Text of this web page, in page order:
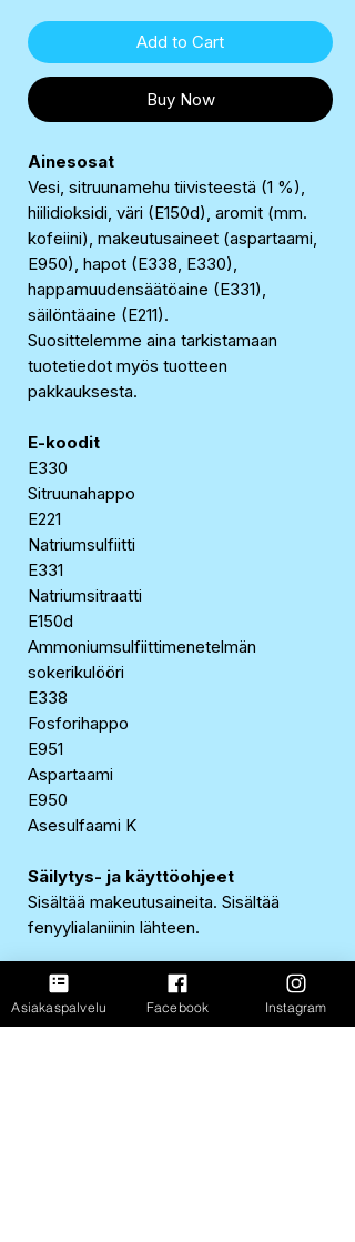
Add to Cart
Buy Now
Ainesosat
Vesi, sitruunamehu tiivisteestä (1 %),
hiilidioksidi, väri (E150d), aromit (mm.
kofeiini), makeutusaineet (aspartaami,
E950), hapot (E338, E330),
happamuudensäätöaine (E331),
säilöntäaine (E211).
Suosittelemme aina tarkistamaan
tuotetiedot myös tuotteen
pakkauksesta.
E-koodit
E330
Sitruunahappo
E221
Natriumsulfiitti
E331
Natriumsitraatti
E150d
Ammoniumsulfiittimenetelmän
sokerikulööri
E338
Fosforihappo
E951
Aspartaami
E950
Asesulfaami K
Säilytys- ja käyttöohjeet
Sisältää makeutusaineita. Sisältää
fenyylialaniinin lähteen.
Alkuperämaa/valmistusmaa
Ruotsi
Asiakaspalvelu Facebook Instagram